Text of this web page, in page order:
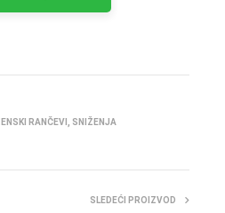
RANČEVI
SNIŽENJA
SLEDEĆI PROIZVOD